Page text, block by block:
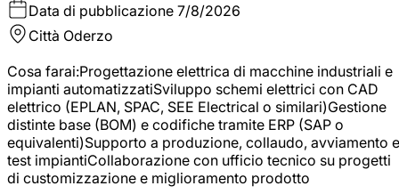
Data di pubblicazione 7/8/2026
Città Oderzo
Cosa farai:Progettazione elettrica di macchine industriali e
impianti automatizzatiSviluppo schemi elettrici con CAD
elettrico (EPLAN, SPAC, SEE Electrical o similari)Gestione
distinte base (BOM) e codifiche tramite ERP (SAP o
equivalenti)Supporto a produzione, collaudo, avviamento e
test impiantiCollaborazione con ufficio tecnico su progetti
di customizzazione e miglioramento prodotto